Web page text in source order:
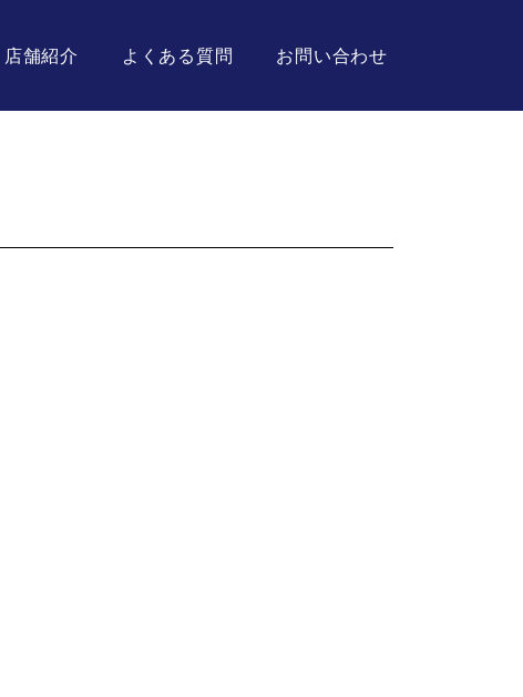
店舗紹介 よくある質問 お問い合わせ